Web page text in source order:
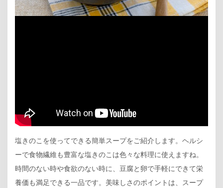
塩きのこを使ってできる簡単スープをご紹介します。ヘルシ
ーで食物繊維も豊富な塩きのこは色々な料理に使えますね。
時間のない時や食欲のない時に、豆腐と卵で手軽にできて栄
養価も満足できる一品です。美味しさのポイントは、スープ